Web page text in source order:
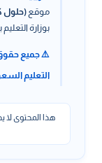
موقع (حلول
بوزارة
⚠️ جميع حقوق
التعليم
هذا المحتوى لا